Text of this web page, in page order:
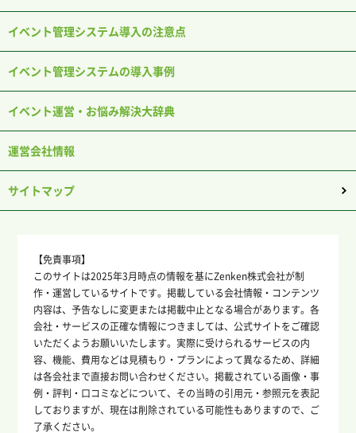
イベント管理システム導入の注意点
イベント管理システムの導入事例
イベント運営・お悩み解決大辞典
運営会社情報
サイトマップ
【免責事項】
このサイトは2025年3月時点の情報を基にZenken株式会社が制
作・運営しているサイトです。掲載している会社情報・コンテンツ
内容は、予告なしに変更または掲載中止となる場合があります。各
会社・サービスの正確な情報につきましては、公式サイトをご確認
いただくようお願いいたします。実際に受けられるサービスの内
容、機能、費用などは見積もり・プランによって異なるため、詳細
は各会社まで直接お問い合わせください。掲載されている画像・事
例・評判・口コミなどについて、その当時の引用元・参照元を表記
しておりますが、現在は削除されている可能性もありますので、ご
了承ください。